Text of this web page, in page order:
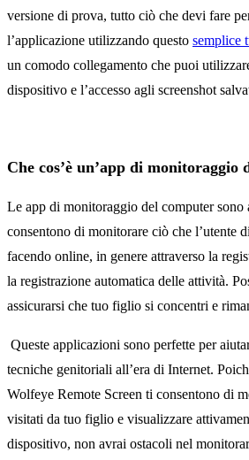
versione di prova, tutto ciò che devi fare
l’applicazione utilizzando questo semplice
un comodo collegamento che puoi
dispositivo e l’accesso agli screenshot
Che cos’è un’app di monitoraggio
Le app di monitoraggio del computer sono
consentono di monitorare ciò che l’utente
facendo online, in genere attraverso la
la registrazione automatica delle attività.
assicurarsi che tuo figlio si concentri e
Queste applicazioni sono perfette per
tecniche genitoriali all’era di Internet.
Wolfeye Remote Screen ti consentono di
visitati da tuo figlio e visualizzare
dispositivo, non avrai ostacoli nel